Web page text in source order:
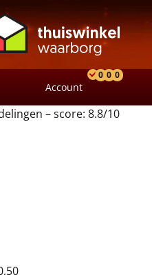
Account
0 0 0
– score: 8.8/10